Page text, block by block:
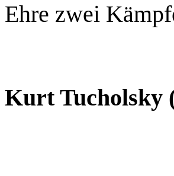
Ehre zwei
Kurt Tucholsky